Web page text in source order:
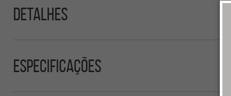
Detalhes
Especificações